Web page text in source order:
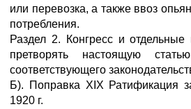
или перевозка, а также ввоз
потребления.
Раздел 2. Конгресс и
претворять настоящую
соответствующего
Б). Поправка XIX Ратификация
1920 г.